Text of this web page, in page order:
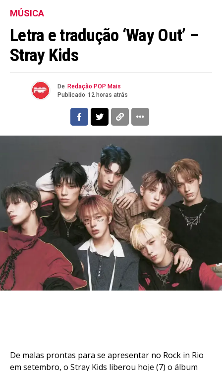
MÚSICA
Letra e tradução ‘Way Out’ –
Stray Kids
De Redação POP Mais
Publicado 12 horas atrás
De malas prontas para se apresentar no Rock in Rio
em setembro, o Stray Kids liberou hoje (7) o álbum